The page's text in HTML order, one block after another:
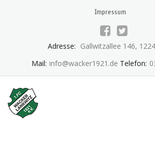
Impressum
Adresse: Gallwitzallee 146,
Mail: info@wacker1921.de Telefon: